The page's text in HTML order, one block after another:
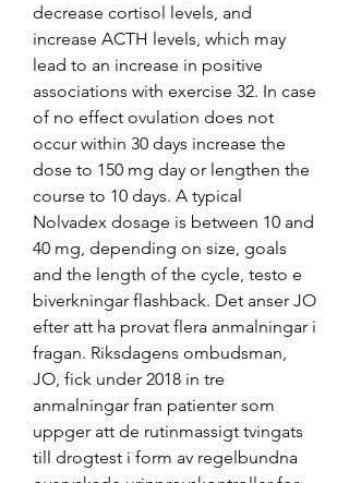
decrease cortisol levels, and
increase ACTH levels, which may
lead to an increase in positive
associations with exercise 32. In case
of no effect ovulation does not
occur within 30 days increase the
dose to 150 mg day or lengthen the
course to 10 days. A typical
Nolvadex dosage is between 10 and
40 mg, depending on size, goals
and the length of the cycle, testo e
biverkningar flashback. Det anser JO
efter att ha provat flera anmalningar i
fragan. Riksdagens ombudsman,
JO, fick under 2018 in tre
anmalningar fran patienter som
uppger att de rutinmassigt tvingats
till drogtest i form av regelbundna